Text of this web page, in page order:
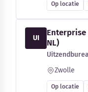
Op locatie
UI
NL)
Zwolle
Op locatie